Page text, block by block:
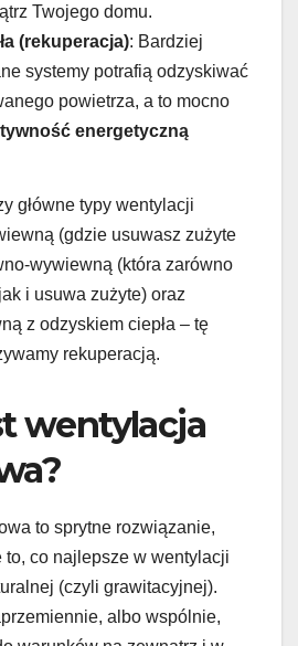
Twojego domu.
(rekuperacja): Bardziej
systemy potrafią odzyskiwać
powietrza, a to mocno
energetyczną
główne typy wentylacji
(gdzie usuwasz zużyte
wywiewną (która zarówno
i usuwa zużyte) oraz
z odzyskiem ciepła – tę
rekuperacją.
wentylacja
to sprytne rozwiązanie,
to, co najlepsze w wentylacji
(czyli grawitacyjnej).
albo wspólnie,